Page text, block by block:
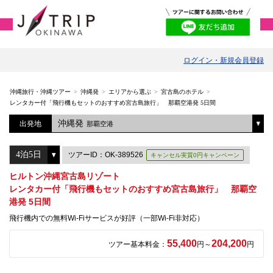
ログイン・新規会員登録
沖縄旅行・沖縄ツアー 沖縄発 エリアから選ぶ
宮古島のホテル
レンタカー付「飛行機もセットのおすすめ宮古島旅行」 那覇空港発 5日間
出発地 沖縄発 那覇空港
ツアーID：OK-389526 キャンセル実質0円キャンペーン
ヒルトン沖縄宮古島リゾート
レンタカー付「飛行機もセットのおすすめ宮古島旅行」 那覇空
港発 5日間
飛行機内での無料Wi-Fiサービスが好評（一部Wi-Fi非対応）
ツアー基本料金： 55,400円～204,200円